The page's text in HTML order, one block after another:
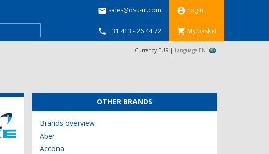
 Login
 My basket
 sales@dsu-nl.com
 +31 413 - 26 44 72
Currency EUR | Language EN
OTHER BRANDS
Brands overview
Aber
Accona